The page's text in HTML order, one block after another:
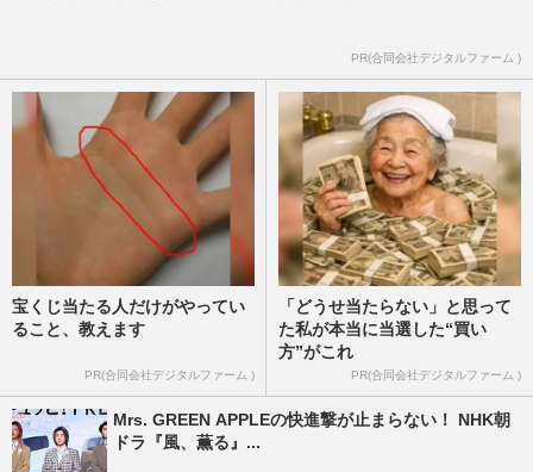
PR(合同会社デジタルファーム )
宝くじ当たる人だけがやってい
ること、教えます
PR(合同会社デジタルファーム )
「どうせ当たらない」と思って
た私が本当に当選した“買い
方”がこれ
PR(合同会社デジタルファーム )
Mrs. GREEN APPLEの快進撃が止まらない！ NHK朝
ドラ『風、薫る』...